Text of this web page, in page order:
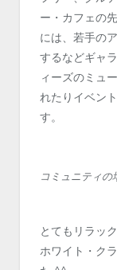
ー・カフェの
には、若手の
するなどギャ
ィーズのミュ
れたりイベン
す。
コミュニティ
とてもリラッ
ホワイト・ク